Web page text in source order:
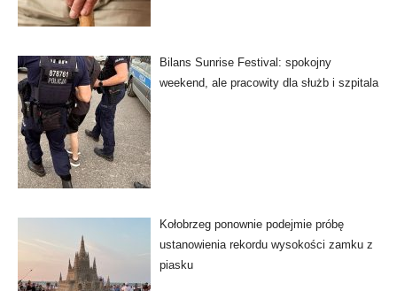
Bilans Sunrise Festival: spokojny
weekend, ale pracowity dla służb i szpitala
Kołobrzeg ponownie podejmie próbę
ustanowienia rekordu wysokości zamku z
piasku